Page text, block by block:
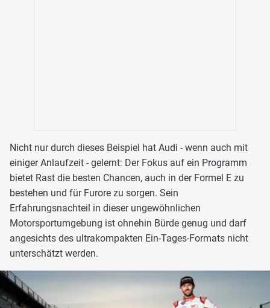
Nicht nur durch dieses Beispiel hat Audi - wenn auch mit
einiger Anlaufzeit - gelernt: Der Fokus auf ein Programm
bietet Rast die besten Chancen, auch in der Formel E zu
bestehen und für Furore zu sorgen. Sein
Erfahrungsnachteil in dieser ungewöhnlichen
Motorsportumgebung ist ohnehin Bürde genug und darf
angesichts des ultrakompakten Ein-Tages-Formats nicht
unterschätzt werden.